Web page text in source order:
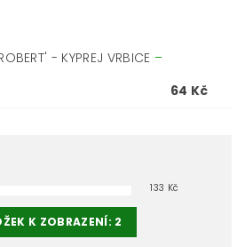
- KYPREJ VRBICE –
64 Kč
133 Kč
K ZOBRAZENÍ: 2